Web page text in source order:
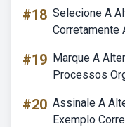
#18 Selecione A
Corretamente
#19 Marque A
Processos
#20 Assinale A
Exemplo